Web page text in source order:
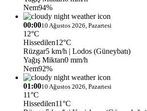
Nem94%
00:0010 Ağustos 2026, Pazartesi
12°C
Hissedilen12°C
Rüzgar5 km/h | Lodos (Güneybatı)
Yağış Miktarı0 mm/h
Nem92%
01:0010 Ağustos 2026, Pazartesi
11°C
Hissedilen11°C